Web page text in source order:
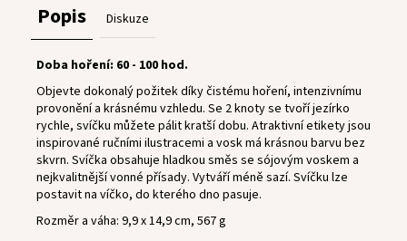
Popis Diskuze
Doba hoření: 60 - 100 hod.
Objevte dokonalý požitek díky čistému hoření, intenzivnímu
provonění a krásnému vzhledu. Se 2 knoty se tvoří jezírko
rychle, svíčku můžete pálit kratší dobu. Atraktivní etikety jsou
inspirované ručními ilustracemi a vosk má krásnou barvu bez
skvrn. Svíčka obsahuje hladkou směs se sójovým voskem a
nejkvalitnější vonné přísady. Vytváří méně sazí. Svíčku lze
postavit na víčko, do kterého dno pasuje.
Rozměr a váha: 9,9 x 14,9 cm, 567 g